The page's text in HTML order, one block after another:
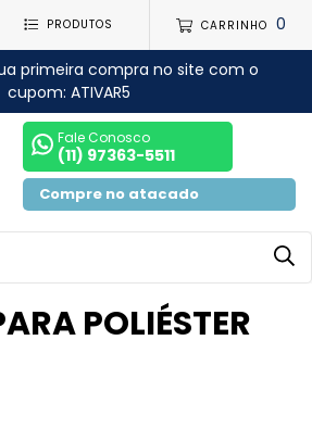
PRODUTOS CARRINHO 0
primeira compra no site com o
cupom: ATIVAR5
Fale Conosco
(11) 97363-5511
Compre no atacado
POLIÉSTER